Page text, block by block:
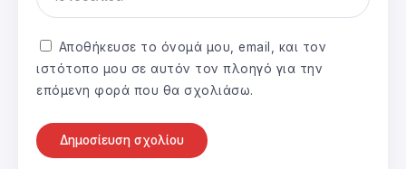
Αποθήκευσε το όνομά μου, email, και τον
ιστότοπο μου σε αυτόν τον πλοηγό για την
επόμενη φορά που θα σχολιάσω.